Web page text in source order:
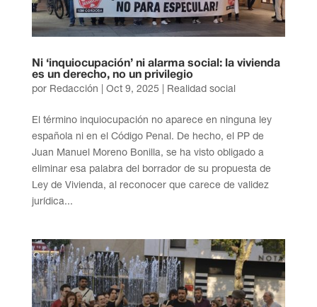
Ni ‘inquiocupación’ ni alarma social: la vivienda
es un derecho, no un privilegio
por Redacción Oct 9, 2025 Realidad social
El término inquiocupación no aparece en ninguna ley
española ni en el Código Penal. De hecho, el PP de
Juan Manuel Moreno Bonilla, se ha visto obligado a
eliminar esa palabra del borrador de su propuesta de
Ley de Vivienda, al reconocer que carece de validez
jurídica...